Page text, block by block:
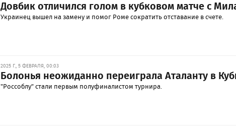
Довбик отличился голом в кубковом матче с
Украинец вышел на замену и помог Роме сократить отставание в счете.
2025 Г., 5 ФЕВРАЛЯ, 00:03
Болонья неожиданно переиграла Аталанту в
"Россоблу" стали первым полуфиналистом турнира.